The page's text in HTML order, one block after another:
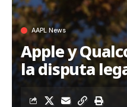
AAPL News
Apple y
la disputa